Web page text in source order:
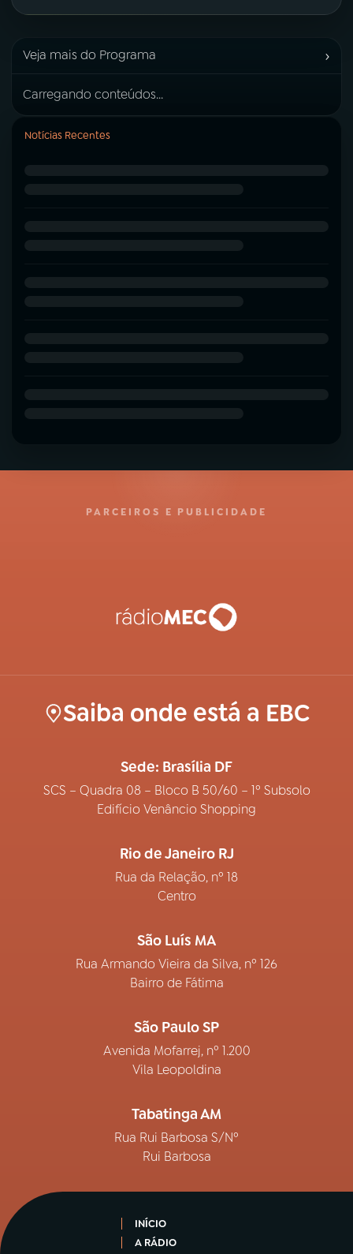
Veja mais do Programa ›
Carregando conteúdos...
Notícias Recentes
PARCEIROS E PUBLICIDADE
Saiba onde está a EBC
Sede: Brasília DF
SCS – Quadra 08 – Bloco B 50/60 – 1º Subsolo
Edifício Venâncio Shopping
Rio de Janeiro RJ
Rua da Relação, nº 18
Centro
São Luís MA
Rua Armando Vieira da Silva, nº 126
Bairro de Fátima
São Paulo SP
Avenida Mofarrej, nº 1.200
Vila Leopoldina
Tabatinga AM
Rua Rui Barbosa S/Nº
Rui Barbosa
INÍCIO
A RÁDIO